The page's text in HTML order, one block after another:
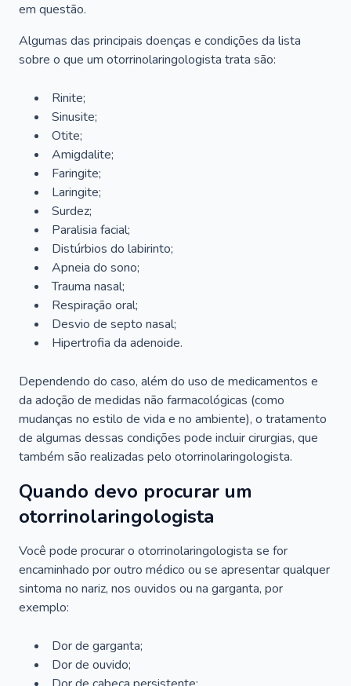
em questão.
Algumas das principais doenças e condições da lista
sobre o que um otorrinolaringologista trata são:
Rinite;
Sinusite;
Otite;
Amigdalite;
Faringite;
Laringite;
Surdez;
Paralisia facial;
Distúrbios do labirinto;
Apneia do sono;
Trauma nasal;
Respiração oral;
Desvio de septo nasal;
Hipertrofia da adenoide.
Dependendo do caso, além do uso de medicamentos e
da adoção de medidas não farmacológicas (como
mudanças no estilo de vida e no ambiente), o tratamento
de algumas dessas condições pode incluir cirurgias, que
também são realizadas pelo otorrinolaringologista.
Quando devo procurar um
otorrinolaringologista
Você pode procurar o otorrinolaringologista se for
encaminhado por outro médico ou se apresentar qualquer
sintoma no nariz, nos ouvidos ou na garganta, por
exemplo:
Dor de garganta;
Dor de ouvido;